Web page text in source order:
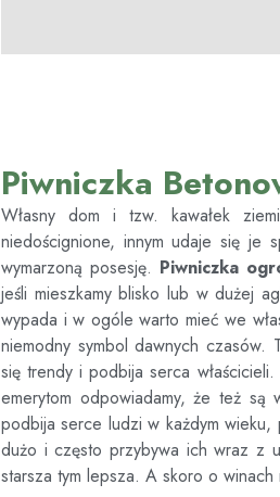
Piwniczka
Własny dom i tzw. kawałek
niedoścignione, innym udaje się je
wymarzoną posesję. Piwniczka
jeśli mieszkamy blisko lub w dużej
wypada i w ogóle warto mieć we
niemodny symbol dawnych czasów.
się trendy i podbija serca
emerytom odpowiadamy, że też są
podbija serce ludzi w każdym
dużo i często przybywa ich wraz z
starsza tym lepsza. A skoro o